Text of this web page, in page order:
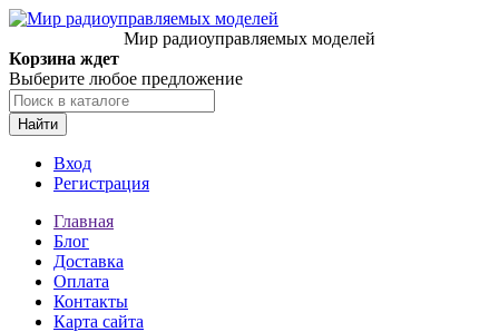
Мир радиоуправляемых моделей
Корзина ждет
Выберите любое предложение
Найти
Вход
Регистрация
Главная
Блог
Доставка
Оплата
Контакты
Карта сайта